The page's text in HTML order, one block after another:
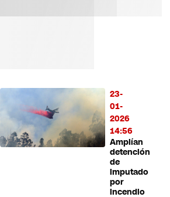
23-
01-
2026
14:56
Amplían
detención
de
imputado
por
incendio